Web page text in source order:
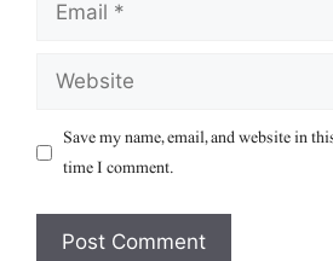
Website
Save my name, email, and website in
time I comment.